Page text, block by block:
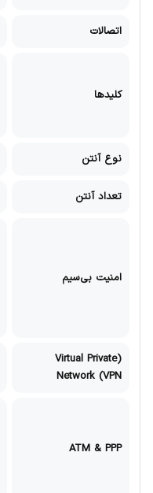
اتصالات
کلیدها
نوع آنتن
تعداد آنتن
امنیت بی‌سیم
(Virtual Private
Network (VPN
ATM & PPP